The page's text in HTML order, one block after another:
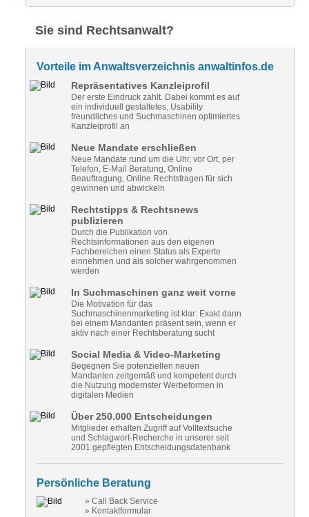
Sie sind Rechtsanwalt?
Vorteile im Anwaltsverzeichnis anwaltinfos.de
Repräsentatives Kanzleiprofil
Der erste Eindruck zählt. Dabei kommt es auf
ein individuell gestaltetes, Usability
freundliches und Suchmaschinen optimiertes
Kanzleiprofil an
Neue Mandate erschließen
Neue Mandate rund um die Uhr, vor Ort, per
Telefon, E-Mail Beratung, Online
Beauftragung, Online Rechtsfragen für sich
gewinnen und abwickeln
Rechtstipps & Rechtsnews
publizieren
Durch die Publikation von
Rechtsinformationen aus den eigenen
Fachbereichen einen Status als Experte
einnehmen und als solcher wahrgenommen
werden
In Suchmaschinen ganz weit vorne
Die Motivation für das
Suchmaschinenmarketing ist klar: Exakt dann
bei einem Mandanten präsent sein, wenn er
aktiv nach einer Rechtsberatung sucht
Social Media & Video-Marketing
Begegnen Sie potenziellen neuen
Mandanten zeitgemäß und kompetent durch
die Nutzung modernster Werbeformen in
digitalen Medien
Über 250.000 Entscheidungen
Mitglieder erhalten Zugriff auf Volltextsuche
und Schlagwort-Recherche in unserer seit
2001 gepflegten Entscheidungsdatenbank
Persönliche Beratung
» Call Back Service
» Kontaktformular